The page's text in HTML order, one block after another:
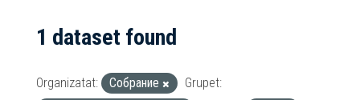
1 dataset found
Organizatat: Собрание
Grupet: